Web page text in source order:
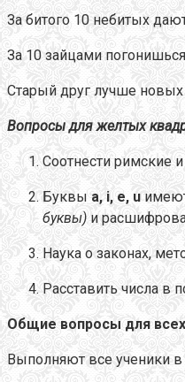
За битого 10 небитых
За 10 зайцами
Старый друг лучше новых
Вопросы дляжелтых
Соотнести римские
Буквы a, i, e, u
буквы) и
Наука о законах,
Расставить числа в
Общие вопросы для
Выполняют все ученики в